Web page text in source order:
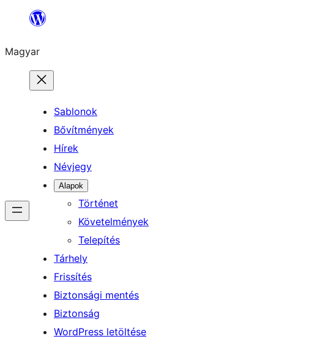
Ugrás
tartalomhoz
Magyar
Sablonok
Bővítmények
Hírek
Névjegy
Alapok
Történet
Követelmények
Telepítés
Tárhely
Frissítés
Biztonsági mentés
Biztonság
WordPress letöltése